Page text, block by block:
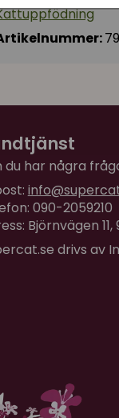
du har några
090-2059210
Björnvägen 11,
drivs av